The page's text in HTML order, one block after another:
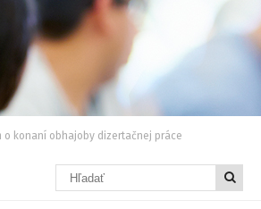
o konaní obhajoby dizertačnej práce